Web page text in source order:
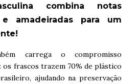
combina notas
e amadeiradas para um
carrega o compromisso
os frascos trazem 70% de plástico
ajudando na preservação